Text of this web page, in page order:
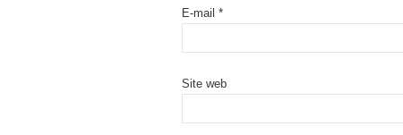
E-mail *
Site web